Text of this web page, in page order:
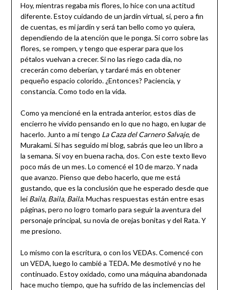
Hoy, mientras regaba mis flores, lo hice con una actitud
diferente. Estoy cuidando de un jardín virtual, sí, pero a fin
de cuentas, es mi jardín y será tan bello como yo quiera,
dependiendo de la atención que le ponga. Si corro sobre las
flores, se rompen, y tengo que esperar para que los
pétalos vuelvan a crecer. Si no las riego cada día, no
crecerán como deberían, y tardaré más en obtener
pequeño espacio colorido. ¿Entonces? Paciencia, y
constancia. Como todo en la vida.
Como ya mencioné en la entrada anterior, estos días de
encierro he vivido pensando en lo que no hago, en lugar de
hacerlo. Junto a mí tengo La Caza del Carnero Salvaje, de
Murakami. Si has seguido mi blog, sabrás que leo un libro a
la semana. Si voy en buena racha, dos. Con este texto llevo
poco más de un mes. Lo comencé el 10 de marzo. Y nada
que avanzo. Pienso que debo hacerlo, que me está
gustando, que es la conclusión que he esperado desde que
leíBaila, Baila, Baila. Muchas respuestas están entre esas
páginas, pero no logro tomarlo para seguir la aventura del
personaje principal, su novia de orejas bonitas y del Rata. Y
me presiono.
Lo mismo con la escritura, o con los VEDAs. Comencé con
un VEDA, luego lo cambié a TEDA. Me desmotivé y no he
continuado. Estoy oxidado, como una máquina abandonada
hace mucho tiempo, que ha sufrido de las inclemencias del